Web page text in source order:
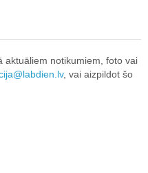
aktuāliem notikumiem, foto vai
, vai aizpildot šo